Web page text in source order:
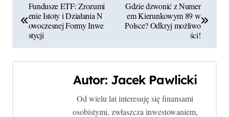
a
w
i
Fundusze ETF: Zrozumi
enie Istoty i Działania N
owoczesnej Formy Inwe
stycji
Gdzie dzwonić z Numer
em Kierunkowym 89 w
Polsce? Odkryj możliwo
ści!
Autor: Jacek Pawlicki
Od wielu lat interesuję się finansami
osobistymi, zwłaszcza inwestowaniem,